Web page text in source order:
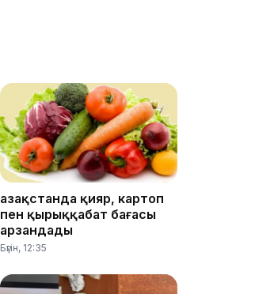
Қазақстанда қияр, картоп
пен қырыққабат бағасы
арзандады
Бүгін, 12:35